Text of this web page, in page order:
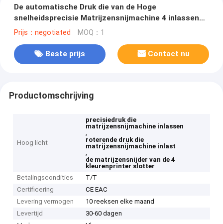
De automatische Druk die van de Hoge
snelheidsprecisie Matrijzensnijmachine 4 inlassen
Roterende Kleuren
Prijs：negotiated MOQ：1
Beste prijs Contact nu
Productomschrijving
Hoog licht
precisiedruk die
matrijzensnijmachine inlassen
,
roterende druk die
matrijzensnijmachine inlast
,
de matrijzensnijder van de 4
kleurenprinter slotter
Betalingscondities
T/T
Certificering
CE EAC
Levering vermogen
10 reeksen elke maand
Levertijd
30-60 dagen